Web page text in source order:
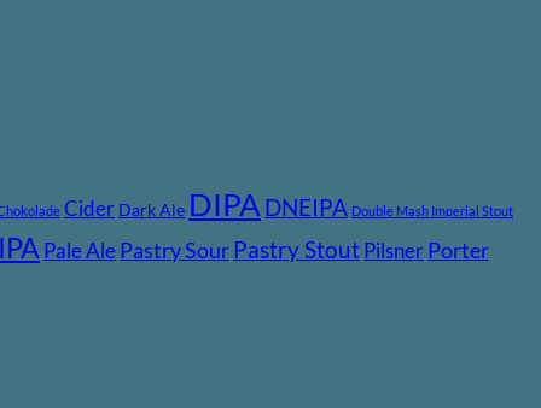
Cider Dark Ale DIPA DNEIPA Double Mash Imperial Stout
Pale Ale Pastry Sour Pastry Stout Pilsner Porter